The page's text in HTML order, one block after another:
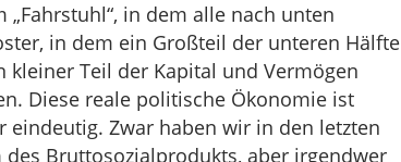
in dem alle nach unten
in dem ein Großteil der unteren Hälfte
kleiner Teil der Kapital und Vermögen
Diese reale politische Ökonomie ist
eindeutig. Zwar haben wir in den letzten
Bruttosozialprodukts, aber irgendwer